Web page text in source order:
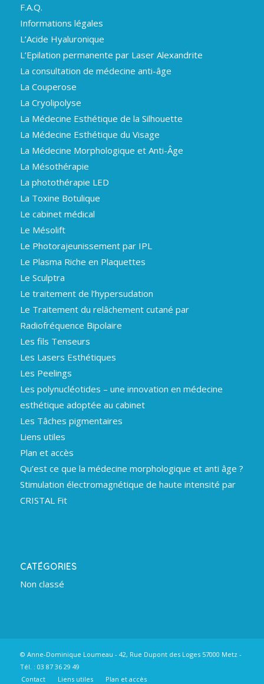
F.A.Q.
Informations légales
L’Acide Hyaluronique
L’Epilation permanente par Laser Alexandrite
La consultation de médecine anti-âge
La Couperose
La Cryolipolyse
La Médecine Esthétique de la Silhouette
La Médecine Esthétique du Visage
La Médecine Morphologique et Anti-Âge
La Mésothérapie
La photothérapie LED
La Toxine Botulique
Le cabinet médical
Le Mésolift
Le Photorajeunissement par IPL
Le Plasma Riche en Plaquettes
Le Sculptra
Le traitement de l’hypersudation
Le Traitement du relâchement cutané par
Radiofréquence Bipolaire
Les fils Tenseurs
Les Lasers Esthétiques
Les Peelings
Les polynucléotides – une innovation en médecine
esthétique adoptée au cabinet
Les Tâches pigmentaires
Liens utiles
Plan et accès
Qu’est ce que la médecine morphologique et anti âge ?
Stimulation électromagnétique de haute intensité par
CRISTAL Fit
CATÉGORIES
Non classé
© Anne-Dominique Loumeau - 42, Rue Dupont des Loges 57000 Metz -
Tél. : 03 87 36 29 49
Contact
Liens utiles Plan et accès